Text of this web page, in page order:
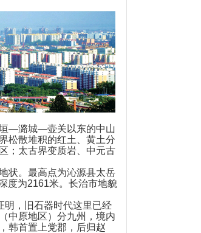
—潞城—壶关以东的中山
松散堆积的红土、黄土分
；太古界变质岩、中元古
状。最高点为沁源县太岳
度为2161米。长治市地貌
，旧石器时代这里已经
中原地区）分九州，境内
韩首置上党郡，后归赵